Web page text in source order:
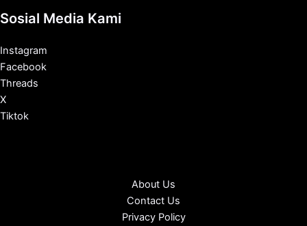
Sosial Media Kami
Instagram
Facebook
Threads
X
Tiktok
About Us
Contact Us
Privacy Policy